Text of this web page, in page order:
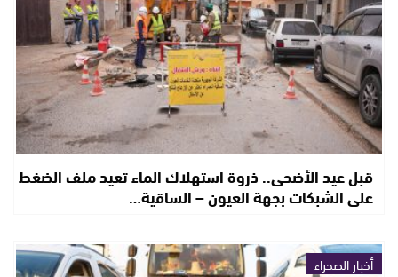
قبل عيد الأضحى.. ذروة استهلاك الماء تعيد ملف الضغط
على الشبكات بجهة العيون – الساقية…
أخبار الصحراء